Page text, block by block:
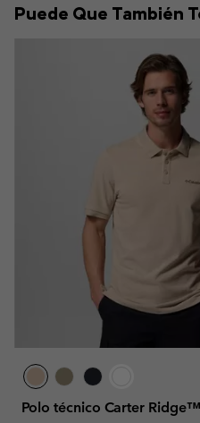
Puede Que También
Polo técnico Carter